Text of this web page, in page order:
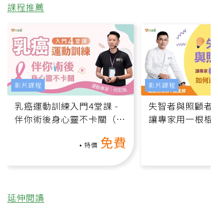
課程推薦
乳癌運動訓練入門4堂課 -
伴你術後身心靈不卡關（線
特價 免費
影片課程
失智者與照顧者
讓專家用一根棍
影片課程
延伸閱讀